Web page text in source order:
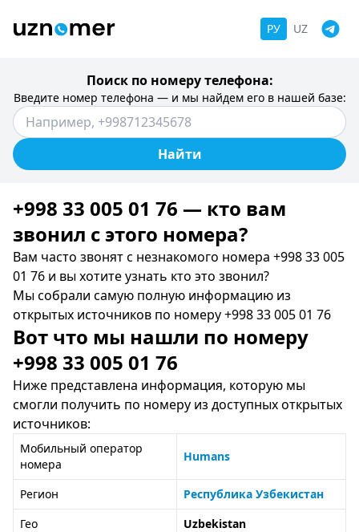
РУ UZ
Поиск по номеру телефона:
Введите номер телефона — и мы найдем его в нашей базе:
Найти
+998 33 005 01 76 — кто вам
звонил c этого номера?
Вам часто звонят с незнакомого номера +998 33 005
01 76 и вы хотите узнать кто это звонил?
Мы собрали самую полную информацию из
открытых источников по номеру +998 33 005 01 76
Вот что мы нашли по номеру
+998 33 005 01 76
Ниже представлена информация, которую мы
смогли получить по номеру из доступных открытых
источников:
Мобильный оператор
номера
Humans
Регион
Республика Узбекистан
Гео
Uzbekistan